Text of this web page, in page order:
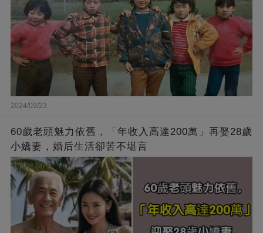
2024/09/23
60歲老頭魅力依舊，「年收入高達200萬」再娶28歲
小嬌妻，婚后生活卻苦不堪言